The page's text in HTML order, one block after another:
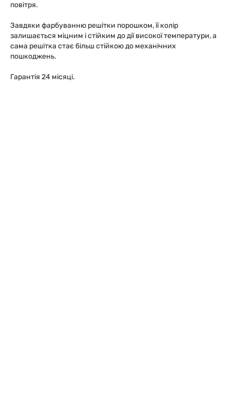
повітря.
Завдяки фарбуванню решітки порошком, її колір
залишається міцним і стійким до дії високої температури, а
сама решітка стає більш стійкою до механічних
пошкоджень.
Гарантія 24 місяці.